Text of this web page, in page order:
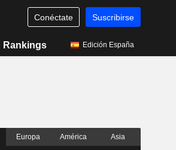
Conéctate Suscribirse
Rankings Edición España
Europa América Asia